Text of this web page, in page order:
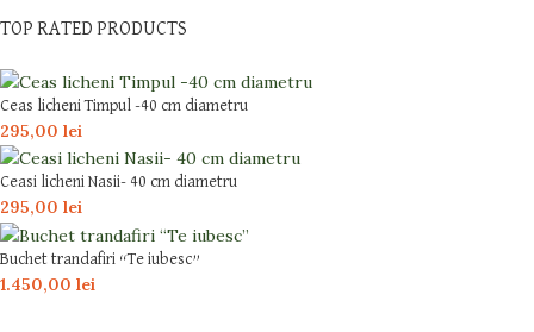
TOP RATED PRODUCTS
Ceas licheni Timpul -40 cm diametru
295,00 lei
Ceasi licheni Nasii- 40 cm diametru
295,00 lei
Buchet trandafiri “Te iubesc”
1.450,00 lei